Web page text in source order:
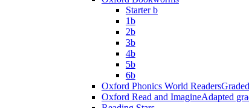
Starter b
1b
2b
3b
4b
5b
6b
Oxford Phonics World Readers
Oxford Read and ImagineAdapted